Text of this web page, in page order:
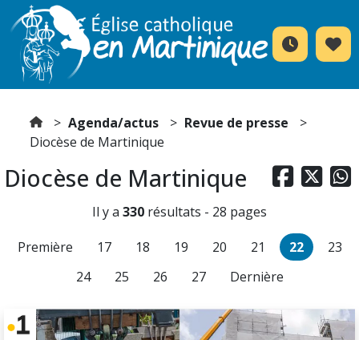
Agenda/actus
Revue de presse
Diocèse de Martinique
  
Diocèse de Martinique
Il y a 330 résultats - 28 pages
Première
17 18 19 20 21 22
23
24
25 26 27 Dernière